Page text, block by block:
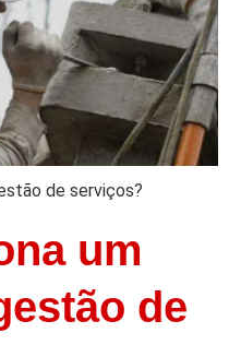
de serviços?
um
de